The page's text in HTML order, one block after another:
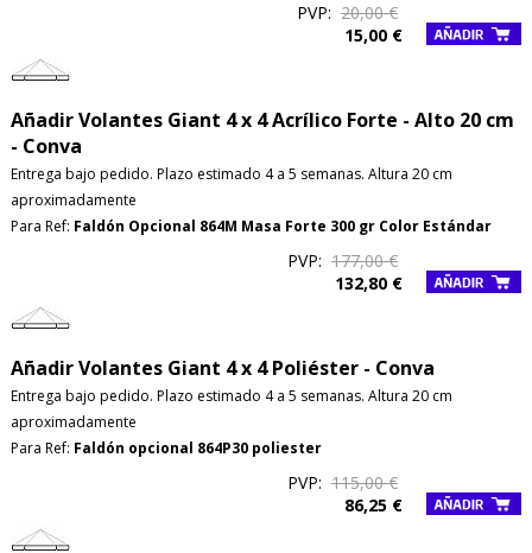
PVP: 20,00 €
15,00 €
Añadir Volantes Giant 4 x 4 Acrílico Forte - Alto 20 cm
- Conva
Entrega bajo pedido. Plazo estimado 4 a 5 semanas. Altura 20 cm
aproximadamente
Para Ref: Faldón Opcional 864M Masa Forte 300 gr Color Estándar
PVP: 177,00 €
132,80 €
Añadir Volantes Giant 4 x 4 Poliéster - Conva
Entrega bajo pedido. Plazo estimado 4 a 5 semanas. Altura 20 cm
aproximadamente
Para Ref: Faldón opcional 864P30 poliester
PVP: 115,00 €
86,25 €